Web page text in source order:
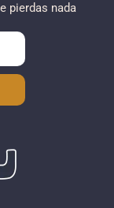
pierdas nada